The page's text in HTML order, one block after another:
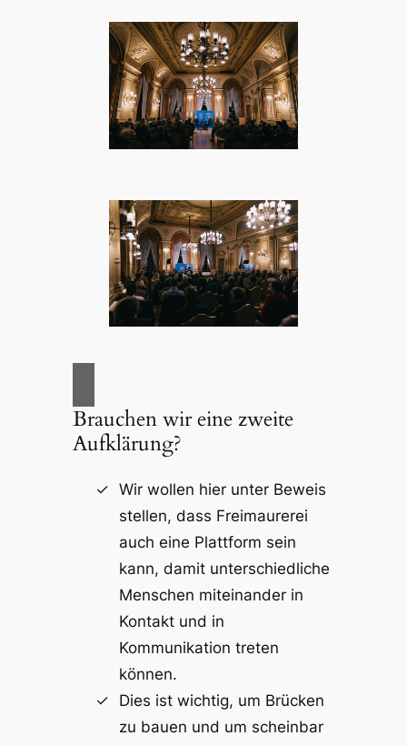
Brauchen wir eine zweite
Aufklärung?
Wir wollen hier unter Beweis
stellen, dass Freimaurerei
auch eine Plattform sein
kann, damit unterschiedliche
Menschen miteinander in
Kontakt und in
Kommunikation treten
können.
Dies ist wichtig, um Brücken
zu bauen und um scheinbar